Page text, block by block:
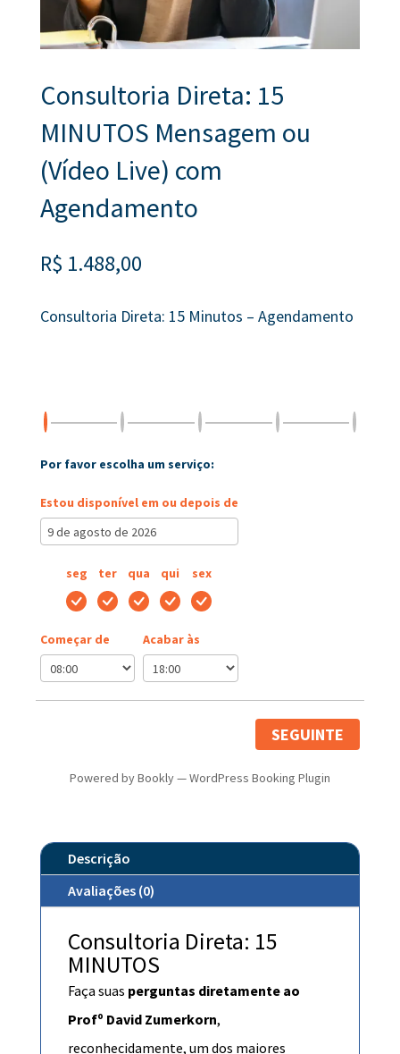
Consultoria Direta: 15
MINUTOS Mensagem ou
(Vídeo Live) com
Agendamento
R$ 1.488,00
Consultoria Direta: 15 Minutos – Agendamento
Por favor escolha um serviço:
Estou disponível em ou depois de
seg ter qua qui sex
Começar de Acabar às
SEGUINTE
Powered byBookly—WordPress Booking Plugin
Descrição
Avaliações (0)
Consultoria Direta: 15
MINUTOS
Faça suas perguntas diretamente ao
Profº David Zumerkorn,
reconhecidamente, um dos maiores